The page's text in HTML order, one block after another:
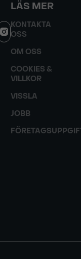
LÄS MER
KONTAKTA
OSS
OM OSS
COOKIES &
VILLKOR
VISSLA
JOBB